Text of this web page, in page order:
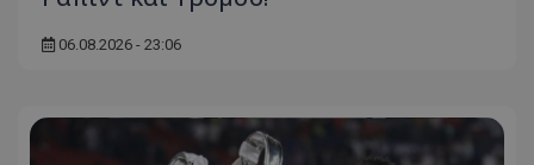
06.08.2026 - 23:06